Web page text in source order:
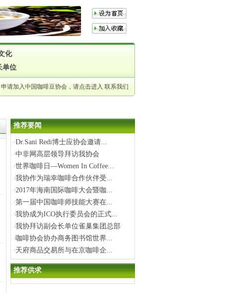
化
单位
申请加入中国咖啡豆协会，请点击进入 联系我们
推荐要闻
·Dr.Sani Redi博士应协会邀请...
·中非网高层领导拜访我协会
·世界咖啡日—Women In Coffee...
·我协作为瑞幸咖啡合作伙伴受...
·2017年海南国际咖啡大会暨咖...
·第一届中国咖啡师技能大赛在...
·我协成为ICO执行委员会的正式...
·我协拜访副会长单位雀巢集团总部
·咖啡协会协办商务图书馆世界...
·天府商品交易所与在京咖啡企...
推荐供求